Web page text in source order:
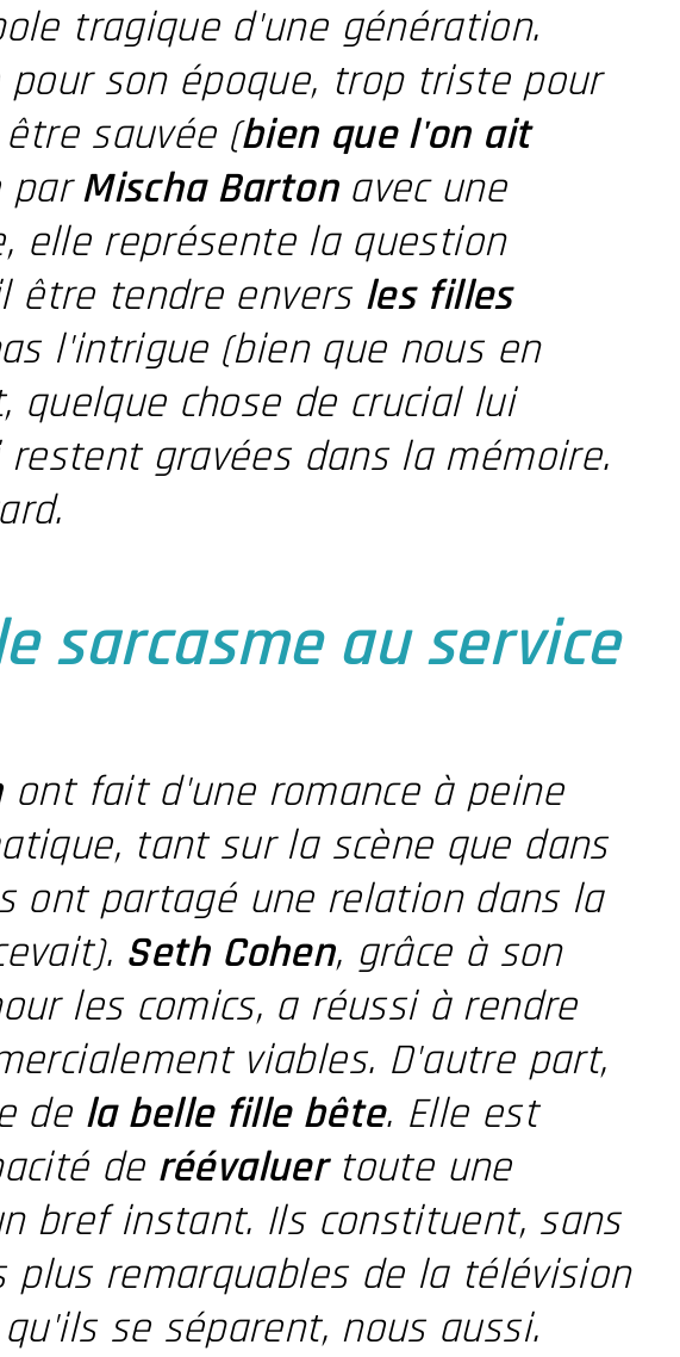
tragique d'une génération.
son époque, trop triste pour
sauvée (bien que l'on ait
parMischa Barton avec une
elle représente la question
être tendre envers les filles
l'intrigue (bien que nous en
quelque chose de crucial lui
gravées dans la mémoire.
sarcasme au service
ont fait d'une romance à peine
tant sur la scène que dans
ont partagé une relation dans la
Seth Cohen, grâce à son
les comics, a réussi à rendre
viables. D'autre part,
de la belle fille bête. Elle est
de réévaluertoute une
bref instant. Ils constituent, sans
remarquables de la télévision
se séparent, nous aussi.